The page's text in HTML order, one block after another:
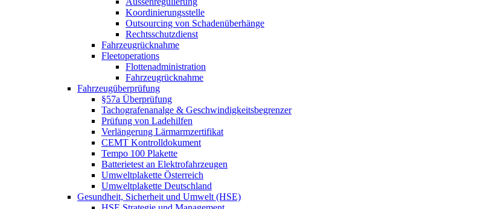
Koordinierungsstelle
Outsourcing von Schadenüberhänge
Rechtsschutzdienst
Fahrzeugrücknahme
Fleetoperations
Flottenadministration
Fahrzeugrücknahme
Fahrzeugüberprüfung
§57a Überprüfung
Tachografenanalge & Geschwindigkeitsbegrenzer
Prüfung von Ladehilfen
Verlängerung Lärmarmzertifikat
CEMT Kontrolldokument
Tempo 100 Plakette
Batterietest an Elektrofahrzeugen
Umweltplakette Österreich
Umweltplakette Deutschland
Gesundheit, Sicherheit und Umwelt (HSE)